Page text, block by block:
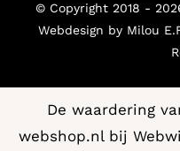
© Copyright 2018 -
Webdesign by Milou
De waardering
webshop.nl bij